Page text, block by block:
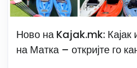
Ново на Kajak.mk: Кајак
на Матка – откријте го